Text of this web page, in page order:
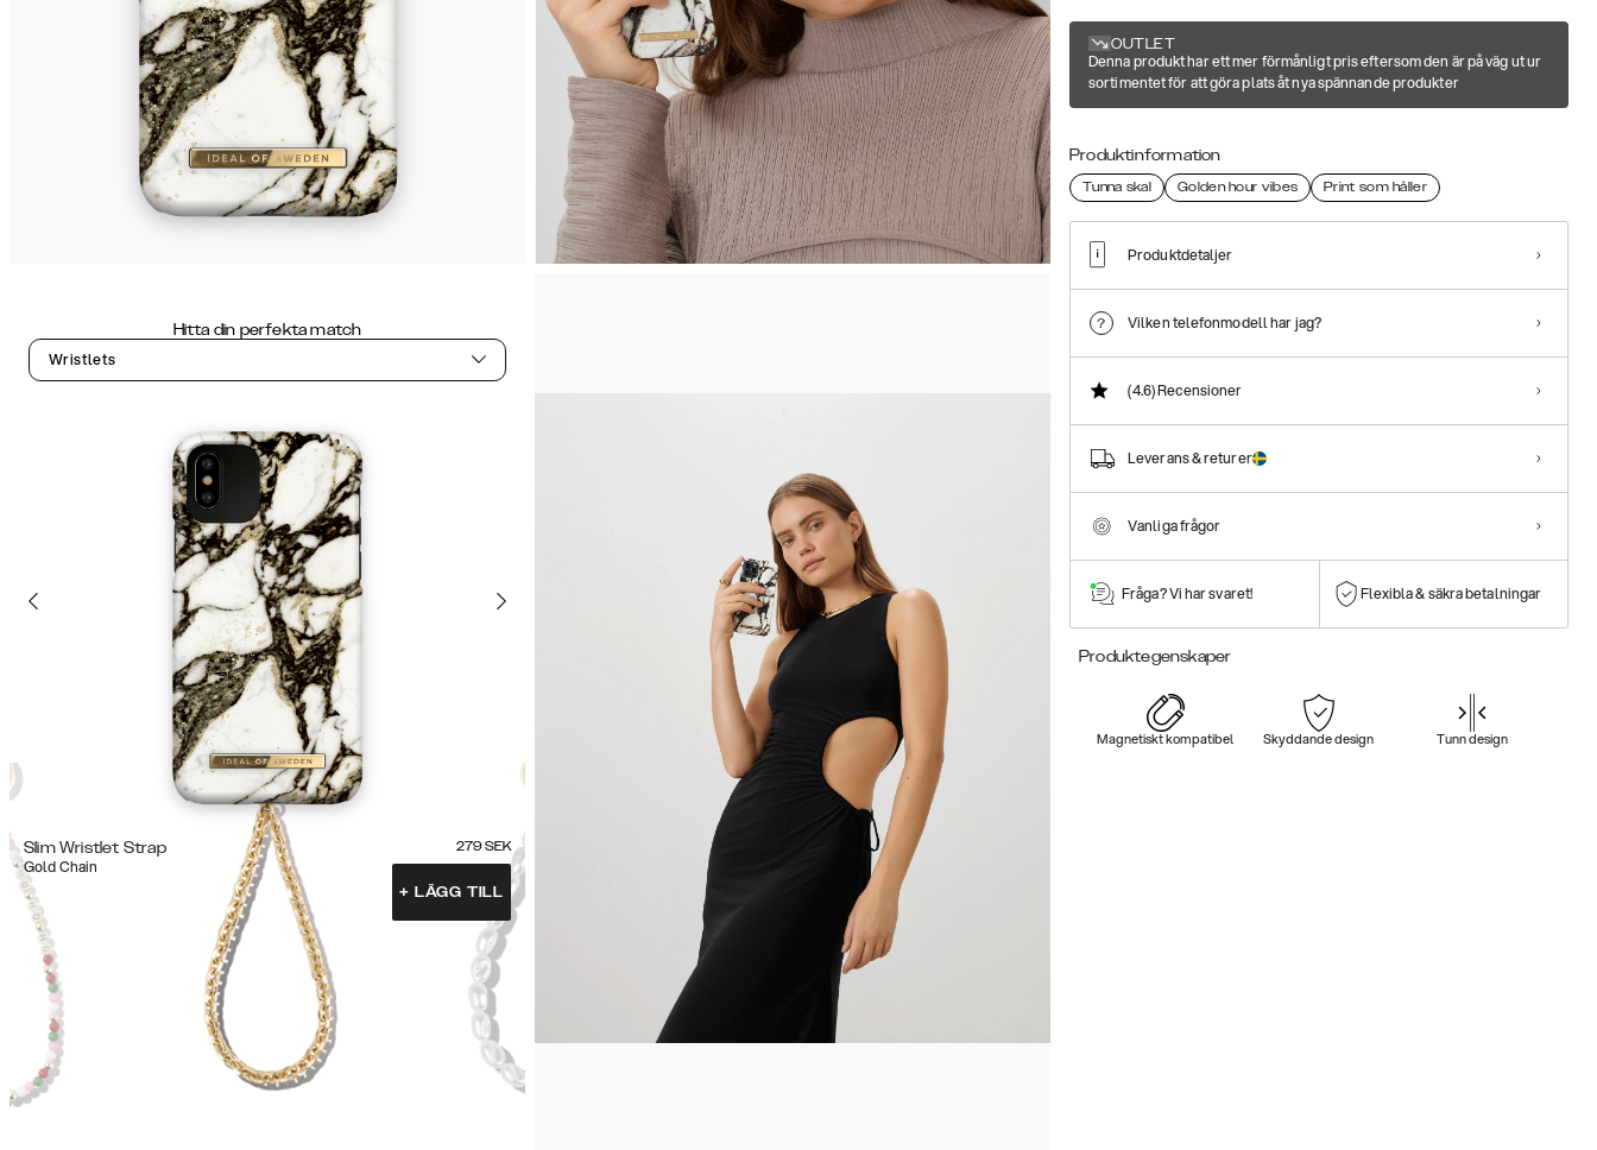
Hitta din perfekta match
Wristlets
Slim Wristlet Strap
Gold Chain
279 SEK
+ LÄGG TILL
OUTLET
Denna produkt har ett mer förmånligt pris eftersom den är på väg ut ur
sortimentet för att göra plats åt nya spännande produkter
Produktinformation
Tunna skal Golden hour vibes Print som håller
Produktdetaljer
Vilken telefonmodell har jag?
(4.6)Recensioner
Leverans & returer
Vanliga frågor
Fråga? Vi har svaret! Flexibla & säkra betalningar
Produktegenskaper
Magnetiskt kompatibel Skyddande design Tunn design